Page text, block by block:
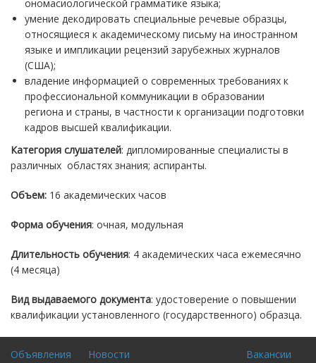
ономасиологической грамматике языка;
умение декодировать специальные речевые образцы,
относящиеся к академическому письму на иностранном
языке и импликации рецензий зарубежных журналов
(США);
владение информацией о современных требованиях к
профессиональной коммуникации в образовании
региона и страны, в частности к организации подготовки
кадров высшей квалификации.
Категория слушателей: дипломированные специалисты в
различных областях знания; аспиранты.
Объем: 16 академических часов
Форма обучения: очная, модульная
Длительность обучения: 4 академических часа ежемесячно
(4 месяца)
Вид выдаваемого документа: удостоверение о повышении
квалификации установленного (государственного) образца.
Объявления Новости Вакансии